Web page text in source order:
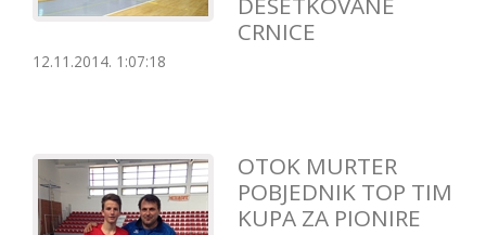
CRNICE
12.11.2014. 1:07:18
OTOK MURTER
POBJEDNIK TOP TIM
KUPA ZA PIONIRE